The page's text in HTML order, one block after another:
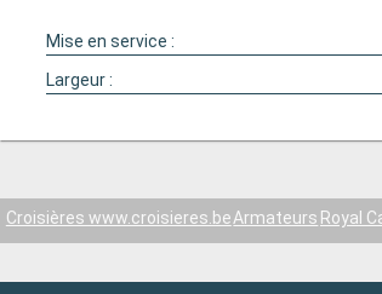
Mise en service :
Largeur :
Croisières www.croisieres.beArmateurs Royal